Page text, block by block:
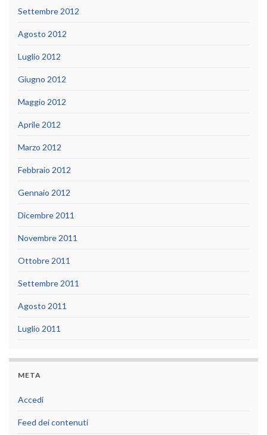
Settembre 2012
Agosto 2012
Luglio 2012
Giugno 2012
Maggio 2012
Aprile 2012
Marzo 2012
Febbraio 2012
Gennaio 2012
Dicembre 2011
Novembre 2011
Ottobre 2011
Settembre 2011
Agosto 2011
Luglio 2011
META
Accedi
Feed dei contenuti